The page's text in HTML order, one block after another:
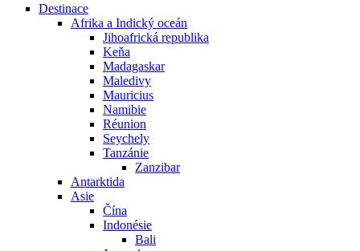
Destinace
Afrika a Indický oceán
Jihoafrická republika
Keňa
Madagaskar
Maledivy
Mauricius
Namibie
Réunion
Seychely
Tanzánie
Zanzibar
Antarktida
Asie
Čína
Indonésie
Bali